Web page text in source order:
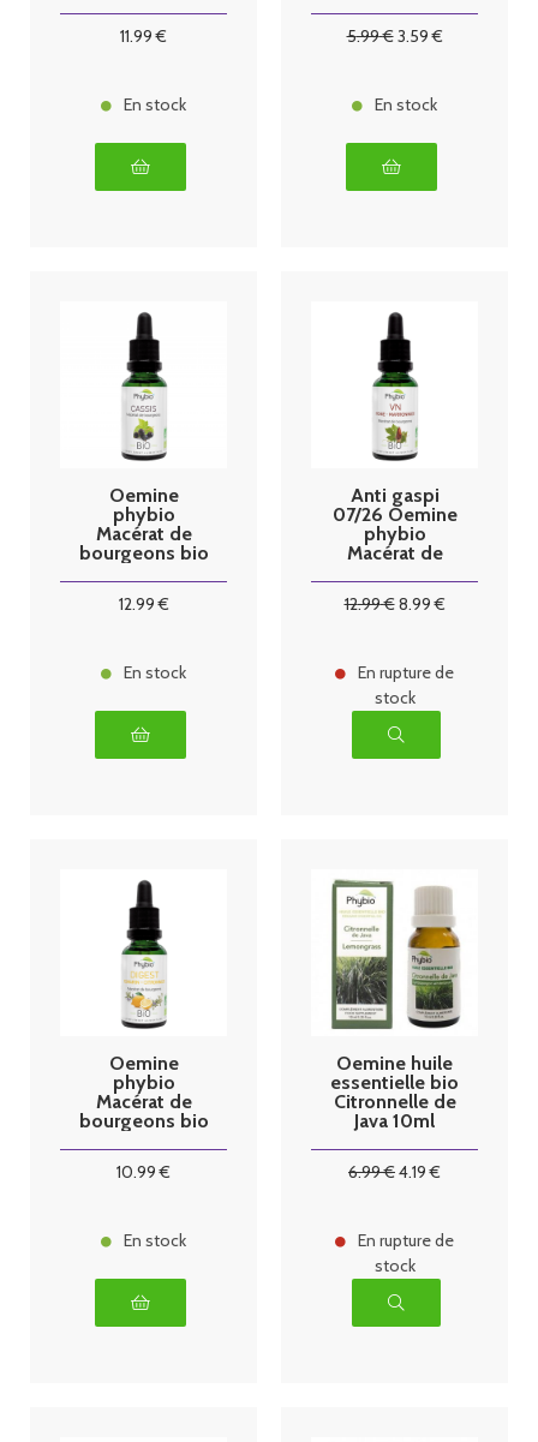
11.99 €
En stock
5.99€3.59€
En stock
Oemine
phybio
Macérat de
bourgeons bio
12.99€
En stock
Anti gaspi
07/26 Oemine
phybio
Macérat de
12.99€8.99€
En rupture de
stock
Oemine
phybio
Macérat de
bourgeons bio
10.99 €
En stock
Oemine huile
essentielle bio
Citronnelle de
Java 10ml
6.99€4.19 €
En rupture de
stock